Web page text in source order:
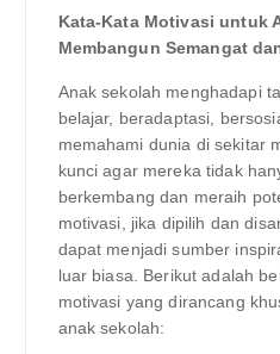
Kata-Kata Motivasi untuk
Membangun Semangat
Anak sekolah menghadapi
belajar, beradaptasi,
memahami dunia di sekitar
kunci agar mereka tidak
berkembang dan meraih
motivasi, jika dipilih dan
dapat menjadi sumber
luar biasa. Berikut adalah
motivasi yang dirancang
anak sekolah: